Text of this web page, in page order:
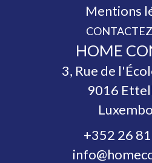
Mentions
HOME
3, Rue de
9016
+352 26